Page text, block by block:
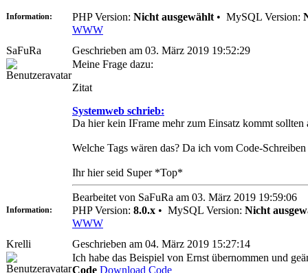
Information: PHP Version: Nicht ausgewählt • MySQL Version:
WWW
SaFuRa
Geschrieben am 03. März 2019 19:52:29
Meine Frage dazu:
Zitat
Systemweb schrieb:
Da hier kein IFrame mehr zum Einsatz kommt
Welche Tags wären das? Da ich vom Code-
Ihr hier seid Super *Top*
Bearbeitet von SaFuRa am 03. März 2019 19:59:06
Information: PHP Version: 8.0.x • MySQL Version: Nicht
WWW
Krelli
Geschrieben am 04. März 2019 15:27:14
Ich habe das Beispiel von Ernst übernommen und
Code Download Code